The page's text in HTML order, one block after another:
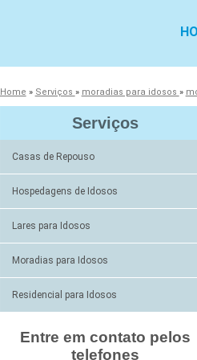
Home » Serviços » moradias para idosos »
Serviços
Casas de Repouso
Hospedagens de Idosos
Lares para Idosos
Moradias para Idosos
Residencial para Idosos
Entre em contato pelos
telefones